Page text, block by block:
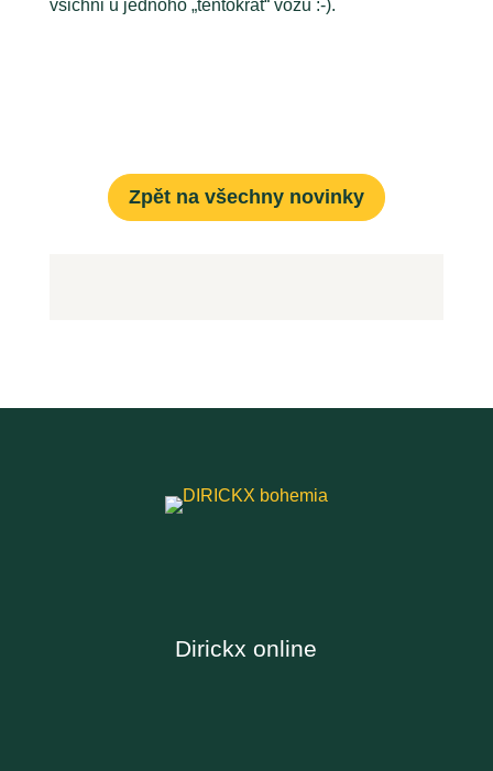
všichni u jednoho „tentokrát“ vozu :-).
Zpět na všechny novinky
Dirickx online